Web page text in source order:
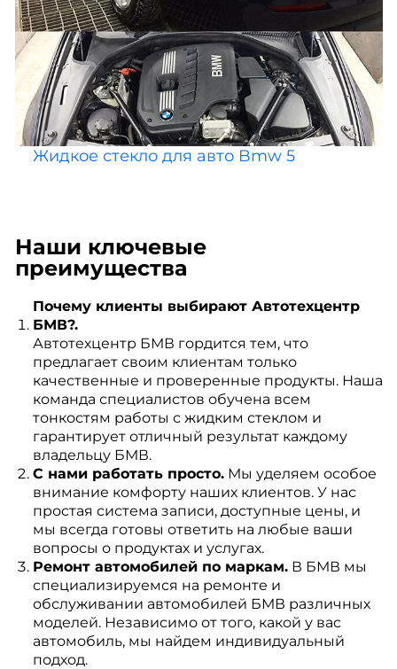
Жидкое стекло для авто Bmw 5
Наши ключевые
преимущества
Почему клиенты выбирают Автотехцентр
БМВ?.
Автотехцентр БМВ гордится тем, что
предлагает своим клиентам только
качественные и проверенные продукты. Наша
команда специалистов обучена всем
тонкостям работы с жидким стеклом и
гарантирует отличный результат каждому
владельцу БМВ.
С нами работать просто.Мы уделяем особое
внимание комфорту наших клиентов. У нас
простая система записи, доступные цены, и
мы всегда готовы ответить на любые ваши
вопросы о продуктах и услугах.
Ремонт автомобилей по маркам.В БМВ мы
специализируемся на ремонте и
обслуживании автомобилей БМВ различных
моделей. Независимо от того, какой у вас
автомобиль, мы найдем индивидуальный
подход.